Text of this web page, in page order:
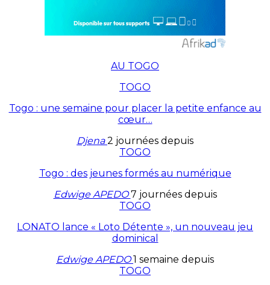
AU TOGO
TOGO
Togo : une semaine pour placer la petite enfance au
cœur…
Djena2 journées depuis
TOGO
Togo : des jeunes formés au numérique
Edwige APEDO7 journées depuis
TOGO
LONATO lance « Loto Détente », un nouveau jeu
dominical
Edwige APEDO1 semaine depuis
TOGO